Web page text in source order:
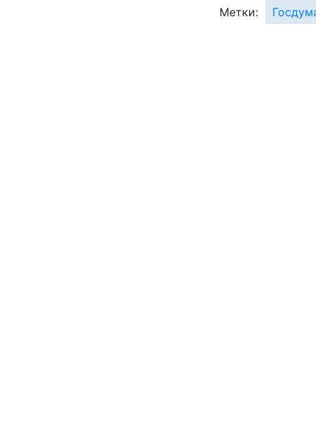
Метки: